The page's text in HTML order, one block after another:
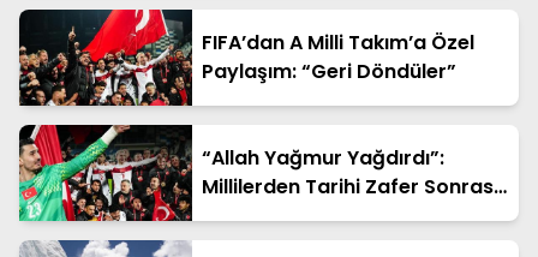
FIFA’dan A Milli Takım’a Özel
Paylaşım: “Geri Döndüler”
“Allah Yağmur Yağdırdı”:
Millilerden Tarihi Zafer Sonrası
Duygusal Sözler